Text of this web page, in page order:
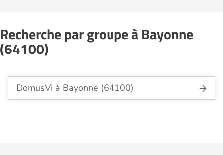
Recherche par groupe à Bayonne
(64100)
DomusVi à Bayonne (64100)